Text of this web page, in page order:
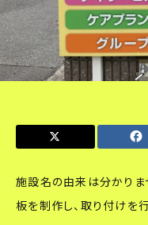
施設名の由来は分かりま
板を制作し、取り付けを